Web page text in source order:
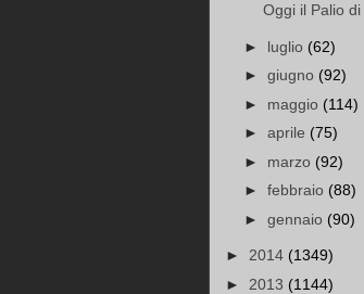
Oggi il Palio
► luglio (62)
► giugno (92)
► maggio (114)
► aprile (75)
► marzo (92)
► febbraio (88)
► gennaio (90)
► 2014 (1349)
► 2013 (1144)